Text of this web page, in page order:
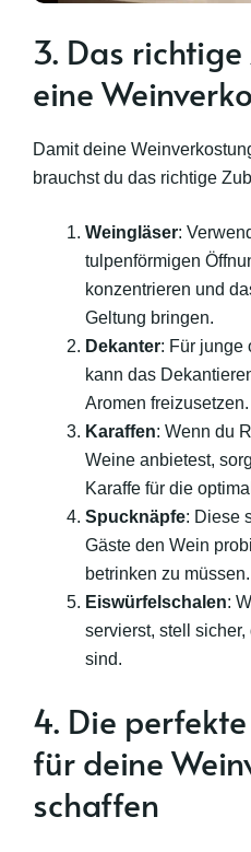
3. Das
eine
Damit deine
brauchst du das richtige
Weingläser:
tulpenförmigen
konzentrieren und
Geltung bringen.
Dekanter: Für junge
kann das
Aromen freizusetzen.
Karaffen: Wenn du
Weine anbietest,
Karaffe für die
Spucknäpfe: Diese
Gäste den Wein
betrinken zu müssen.
Eiswürfelschalen:
servierst, stell
sind.
4. Die
für deine
schaffen